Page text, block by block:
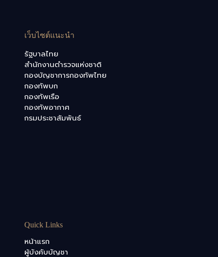
เว็บไซต์แนะนำ
รัฐบาลไทย
สำนักงานตำรวจแห่งชาติ
กองบัญชาการกองทัพไทย
กองทัพบก
กองทัพเรือ
กองทัพอากาศ
กรมประชาสัมพันธ์
Quick Links
หน้าแรก
ผู้บังคับบัญชา